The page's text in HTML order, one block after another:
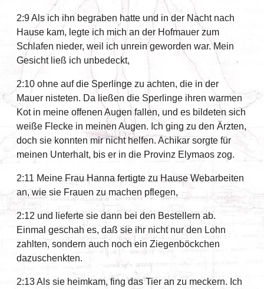
2:9 Als ich ihn begraben hatte und in der Nacht nach
Hause kam, legte ich mich an der Hofmauer zum
Schlafen nieder, weil ich unrein geworden war. Mein
Gesicht ließ ich unbedeckt,
2:10 ohne auf die Sperlinge zu achten, die in der
Mauer nisteten. Da ließen die Sperlinge ihren warmen
Kot in meine offenen Augen fallen, und es bildeten sich
weiße Flecke in meinen Augen. Ich ging zu den Ärzten,
doch sie konnten mir nicht helfen. Achikar sorgte für
meinen Unterhalt, bis er in die Provinz Elymaοs zog.
2:11 Meine Frau Hanna fertigte zu Hause Webarbeiten
an, wie sie Frauen zu machen pflegen,
2:12 und lieferte sie dann bei den Bestellern ab.
Einmal geschah es, daß sie ihr nicht nur den Lohn
zahlten, sondern auch noch ein Ziegenböckchen
dazuschenkten.
2:13 Als sie heimkam, fing das Tier an zu meckern. Ich